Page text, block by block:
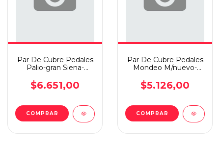
Par De Cubre Pedales
Palio-gran Siena-
Mob
$6.651,00
Par De Cubre Pedales
Mondeo M/nuevo-
$5.126,00